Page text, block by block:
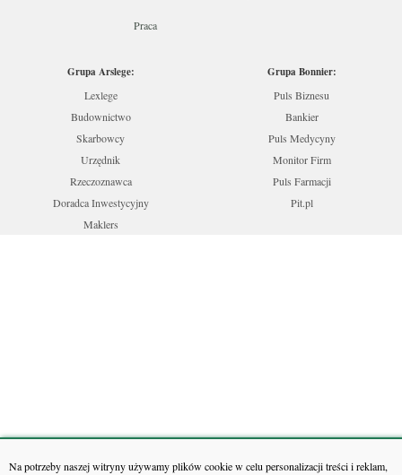
Na potrzeby naszej witryny używamy plików cookie w celu personalizacji treści i reklam,
Praca
Grupa Arslege:
Lexlege
Budownictwo
Skarbowcy
Urzędnik
Rzeczoznawca
Doradca Inwestycyjny
Maklers
Grupa Bonnier:
Puls Biznesu
Bankier
Puls Medycyny
Monitor Firm
Puls Farmacji
Pit.pl